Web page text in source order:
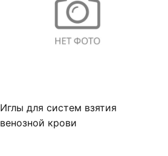
Иглы для систем взятия
венозной крови